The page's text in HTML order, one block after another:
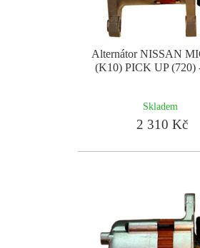
Alternátor NISSAN
(K10) PICK UP (720)
Skladem
2 310 Kč